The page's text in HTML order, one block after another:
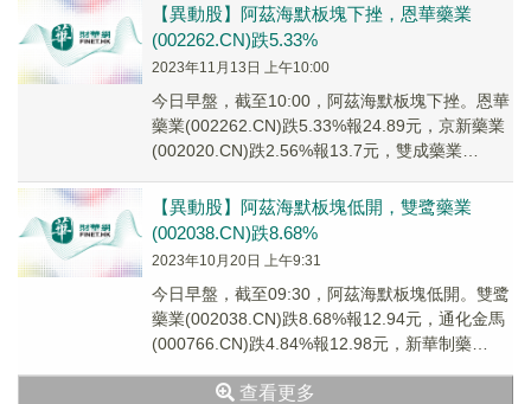
【異動股】阿茲海默板塊下挫，恩華藥業
(002262.CN)跌5.33%
2023年11月13日 上午10:00
今日早盤，截至10:00，阿茲海默板塊下挫。恩華
藥業(002262.CN)跌5.33%報24.89元，京新藥業
(002020.CN)跌2.56%報13.7元，雙成藥業
【異動股】阿茲海默板塊低開，雙鹭藥業
(002038.CN)跌8.68%
2023年10月20日 上午9:31
今日早盤，截至09:30，阿茲海默板塊低開。雙鹭
藥業(002038.CN)跌8.68%報12.94元，通化金馬
(000766.CN)跌4.84%報12.98元，新華制藥
查看更多